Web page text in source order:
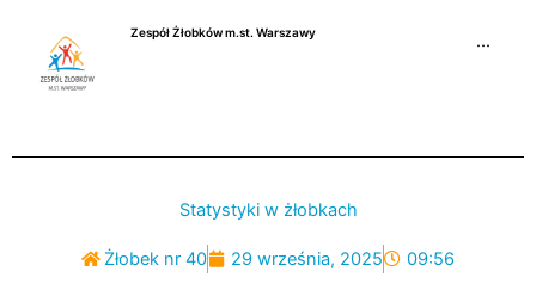
Zespół Żłobków m.st. Warszawy
···
Statystyki w żłobkach
Żłobek nr 40 29 września, 2025 09:56